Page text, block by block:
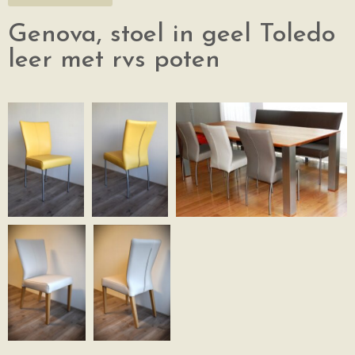
Genova, stoel in geel Toledo
leer met rvs poten